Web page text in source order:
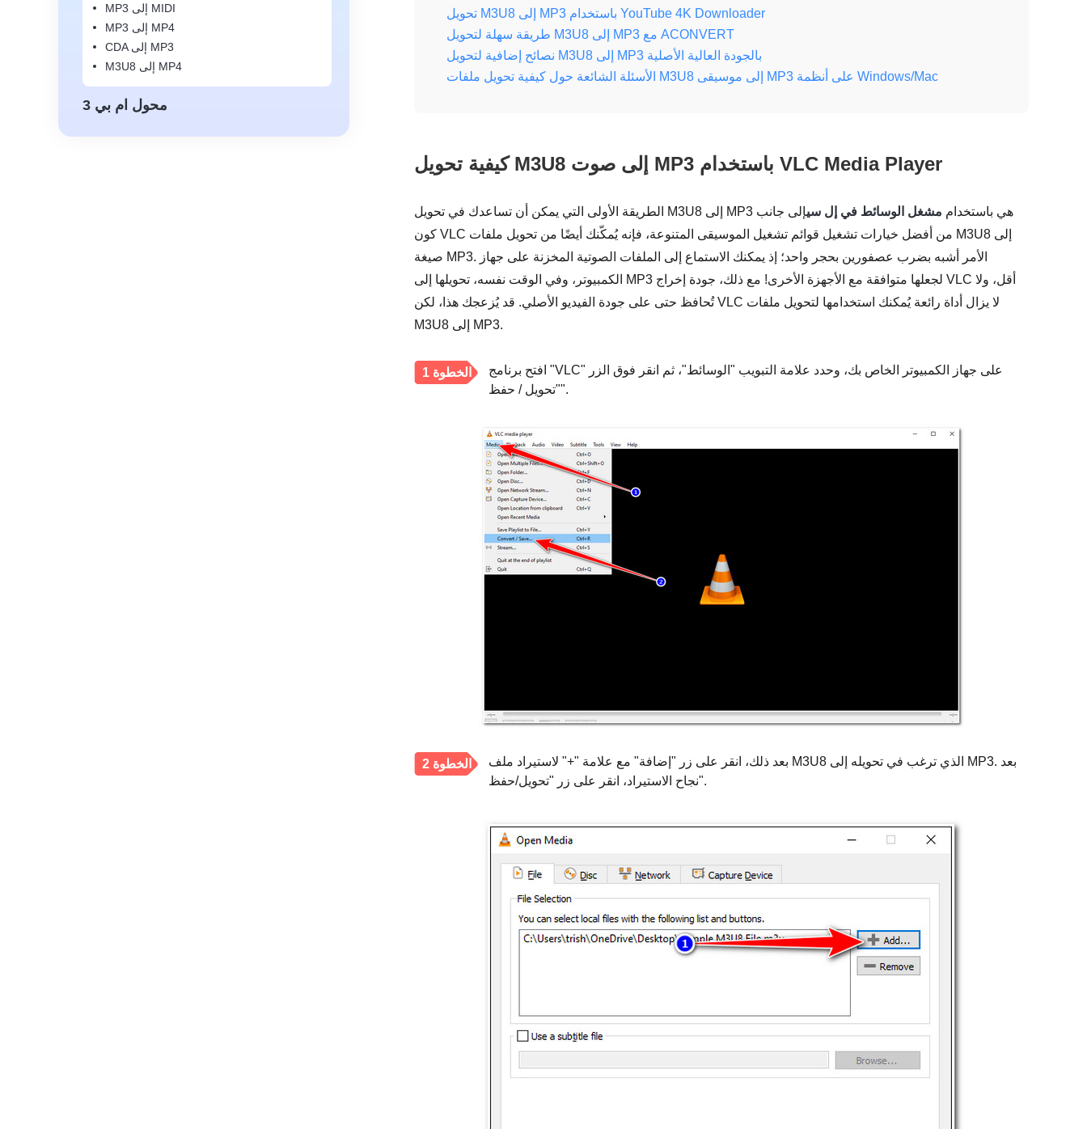
MP3 إلى MIDI
MP3 إلى MP4
CDA إلى MP3
M3U8 إلى MP4
محول ام بي 3
تحويل M3U8 إلى MP3 باستخدام YouTube 4K Downloader
طريقة سهلة لتحويل M3U8 إلى MP3 مع ACONVERT
نصائح إضافية لتحويل M3U8 إلى MP3 بالجودة العالية الأصلية
الأسئلة الشائعة حول كيفية تحويل ملفات M3U8 إلى موسيقى MP3 على أنظمة Windows/Mac
كيفية تحويل M3U8 إلى صوت MP3 باستخدام VLC Media Player
الطريقة الأولى التي يمكن أن تساعدك في تحويل M3U8 إلى MP3 هي باستخدام مشغل الوسائط في إل سيإلى جانب
كون VLC من أفضل خيارات تشغيل قوائم تشغيل الموسيقى المتنوعة، فإنه يُمكّنك أيضًا من تحويل ملفات M3U8 إلى
صيغة MP3. الأمر أشبه بضرب عصفورين بحجر واحد؛ إذ يمكنك الاستماع إلى الملفات الصوتية المخزنة على جهاز
الكمبيوتر، وفي الوقت نفسه، تحويلها إلى MP3 لجعلها متوافقة مع الأجهزة الأخرى! مع ذلك، جودة إخراج VLC أقل، ولا
تُحافظ حتى على جودة الفيديو الأصلي. قد يُزعجك هذا، لكن VLC لا يزال أداة رائعة يُمكنك استخدامها لتحويل ملفات
M3U8 إلى MP3.
الخطوة 1
افتح برنامج "VLC" على جهاز الكمبيوتر الخاص بك، وحدد علامة التبويب "الوسائط"، ثم انقر فوق الزر
"تحويل / حفظ".
الخطوة 2
بعد ذلك، انقر على زر "إضافة" مع علامة "+" لاستيراد ملف M3U8 الذي ترغب في تحويله إلى MP3. بعد
نجاح الاستيراد، انقر على زر "تحويل/حفظ".